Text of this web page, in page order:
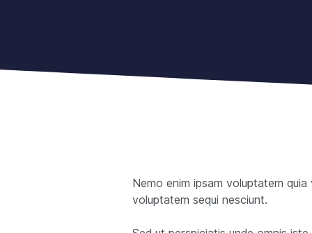
Nemo enim ipsam voluptatem
voluptatem sequi nesciunt.